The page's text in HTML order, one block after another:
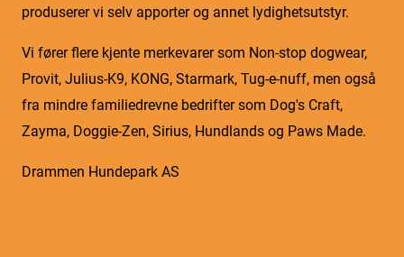
produserer vi selv apporter og annet lydighetsutstyr.
Vi fører flere kjente merkevarer som Non-stop dogwear,
Provit, Julius-K9, KONG, Starmark, Tug-e-nuff, men også
fra mindre familiedrevne bedrifter som Dog's Craft,
Zayma, Doggie-Zen, Sirius, Hundlands og Paws Made.
Drammen Hundepark AS